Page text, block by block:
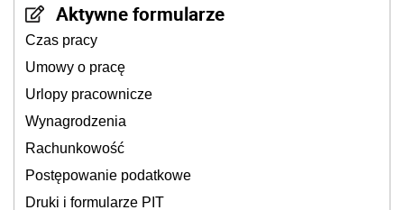
Aktywne formularze
Czas pracy
Umowy o pracę
Urlopy pracownicze
Wynagrodzenia
Rachunkowość
Postępowanie podatkowe
Druki i formularze PIT